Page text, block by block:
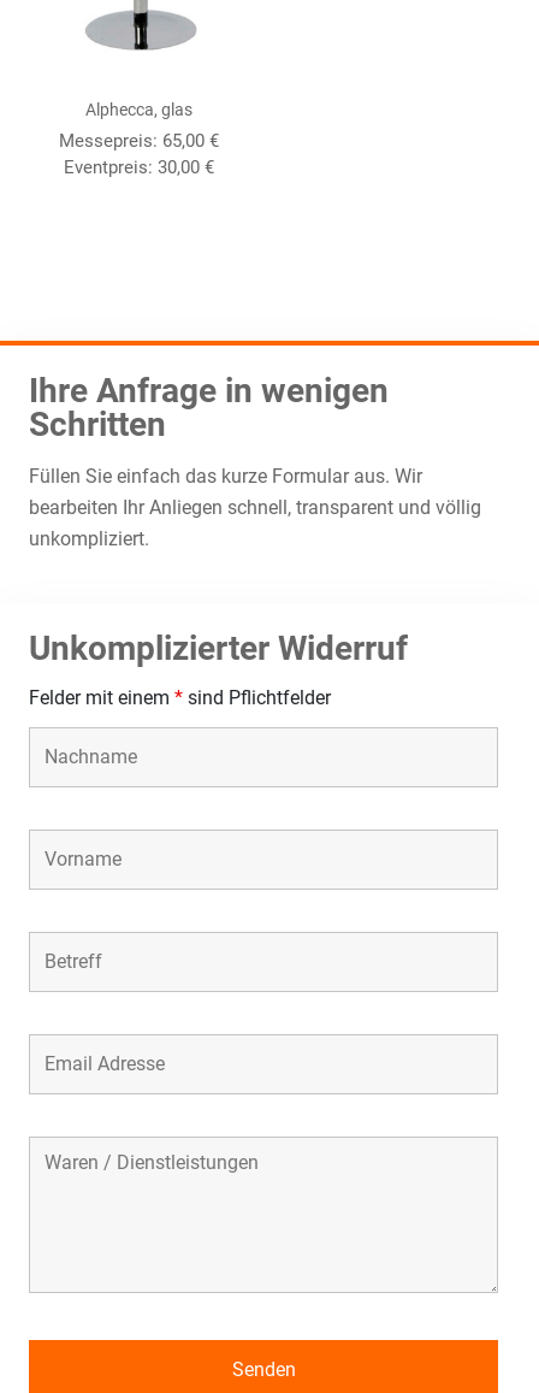
Alphecca, glas
Messepreis: 65,00 €
Eventpreis: 30,00 €
Ihre Anfrage in wenigen
Schritten
Füllen Sie einfach das kurze Formular aus. Wir
bearbeiten Ihr Anliegen schnell, transparent und völlig
unkompliziert.
Unkomplizierter Widerruf
Felder mit einem * sind Pflichtfelder